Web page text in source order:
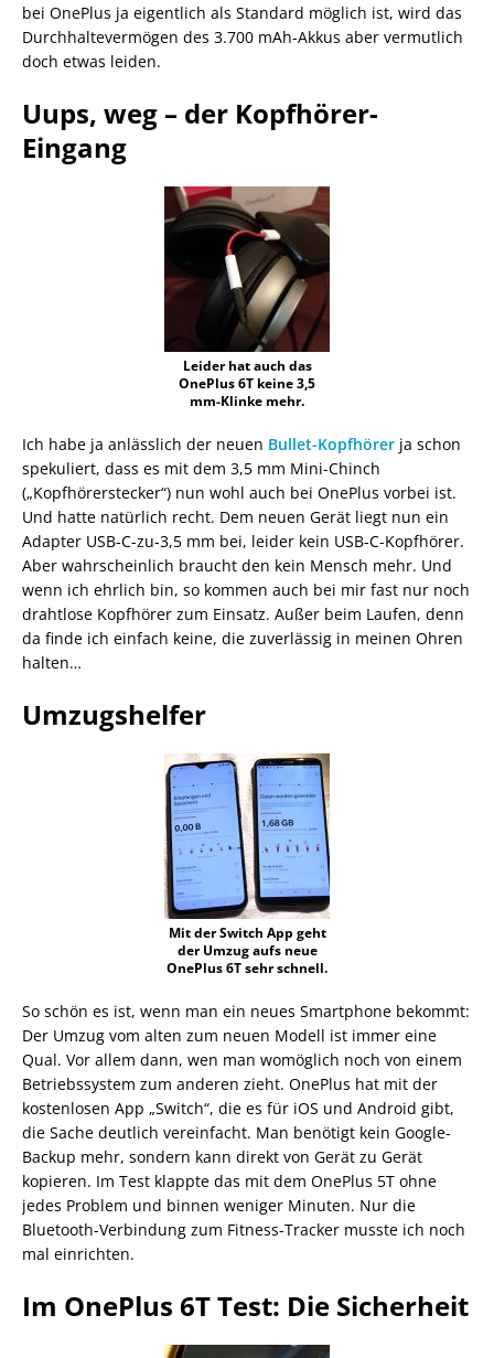
bei OnePlus ja eigentlich als Standard möglich ist, wird das
Durchhaltevermögen des 3.700 mAh-Akkus aber vermutlich
doch etwas leiden.
Uups, weg – der Kopfhörer-
Eingang
Leider hat auch das
OnePlus 6T keine 3,5
mm-Klinke mehr.
Ich habe ja anlässlich der neuen Bullet-Kopfhörer ja schon
spekuliert, dass es mit dem 3,5 mm Mini-Chinch
(„Kopfhörerstecker“) nun wohl auch bei OnePlus vorbei ist.
Und hatte natürlich recht. Dem neuen Gerät liegt nun ein
Adapter USB-C-zu-3,5 mm bei, leider kein USB-C-Kopfhörer.
Aber wahrscheinlich braucht den kein Mensch mehr. Und
wenn ich ehrlich bin, so kommen auch bei mir fast nur noch
drahtlose Kopfhörer zum Einsatz. Außer beim Laufen, denn
da finde ich einfach keine, die zuverlässig in meinen Ohren
halten…
Umzugshelfer
Mit der Switch App geht
der Umzug aufs neue
OnePlus 6T sehr schnell.
So schön es ist, wenn man ein neues Smartphone bekommt:
Der Umzug vom alten zum neuen Modell ist immer eine
Qual. Vor allem dann, wen man womöglich noch von einem
Betriebssystem zum anderen zieht. OnePlus hat mit der
kostenlosen App „Switch“, die es für iOS und Android gibt,
die Sache deutlich vereinfacht. Man benötigt kein Google-
Backup mehr, sondern kann direkt von Gerät zu Gerät
kopieren. Im Test klappte das mit dem OnePlus 5T ohne
jedes Problem und binnen weniger Minuten. Nur die
Bluetooth-Verbindung zum Fitness-Tracker musste ich noch
mal einrichten.
Im OnePlus 6T Test: Die Sicherheit